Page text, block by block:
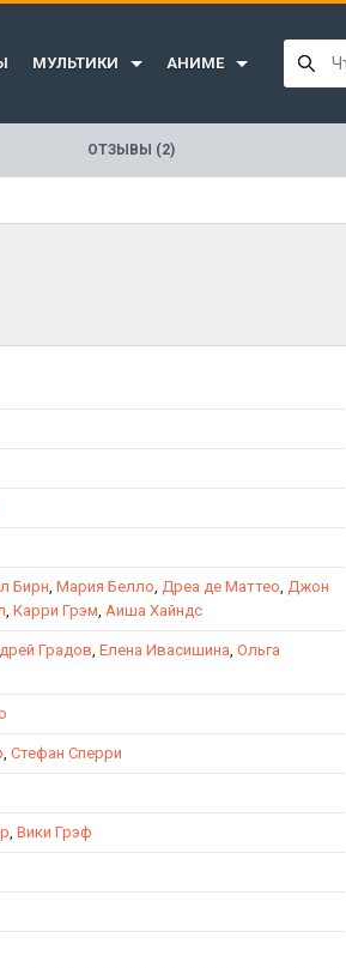
МУЛЬТИКИ АНИМЕ
ОТЗЫВЫ (2)
Бирн, Мария Белло, Дреа де Маттео, Джон
, Карри Грэм, Аиша Хайндс
Градов, Елена Ивасишина, Ольга
, Стефан Сперри
, Вики Грэф